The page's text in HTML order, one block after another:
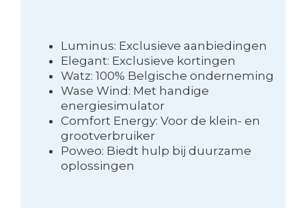
Luminus: Exclusieve aanbiedingen
Elegant: Exclusieve kortingen
Watz: 100% Belgische onderneming
Wase Wind: Met handige
energiesimulator
Comfort Energy: Voor de klein- en
grootverbruiker
Poweo: Biedt hulp bij duurzame
oplossingen